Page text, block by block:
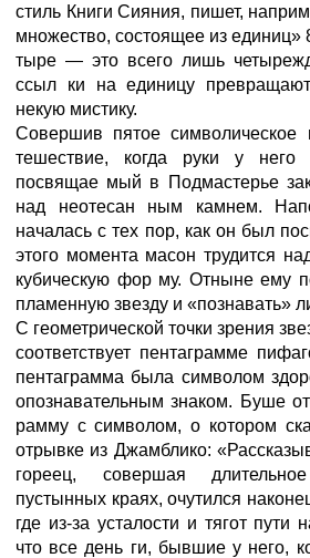
стиль Книги Сияния, пишет,
множество, состоящее из
тыре — это всего лишь
ссыл ки на единицу
некую мистику.
Совершив пятое символическое
тешествие, когда руки у
посвящае мый в Подмастерье
над неотесан ным камнем.
началась с тех пор, как он был
этого момента масон трудится
кубическую фор му. Отныне ему
пламенную звезду и «познавать»
С геометрической точки зрения
соответствует пентаграмме
пентаграмма была символом
опознавательным знаком. Буше
рамму с символом, о котором
отрывке из Джамблико:
гореец, совершая
пустынных краях, очутился
где из-за усталости и тягот пути
что все день ги, бывшие у него,